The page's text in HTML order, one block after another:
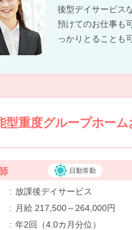
後型デイサービス
預けてのお仕事も
っかりとることも
型重度グループホー
日勤常勤
: 放課後デイサービス
:
月給 217,500～264,000円
: 年2回（4.0カ月分位）